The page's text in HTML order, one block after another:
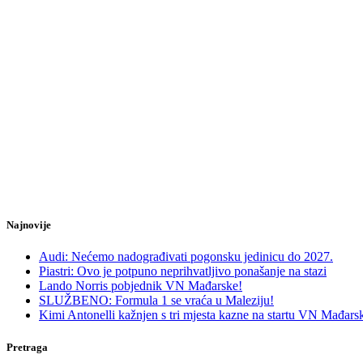
Najnovije
Audi: Nećemo nadograđivati pogonsku jedinicu do 2027.
Piastri: Ovo je potpuno neprihvatljivo ponašanje na stazi
Lando Norris pobjednik VN Mađarske!
SLUŽBENO: Formula 1 se vraća u Maleziju!
Kimi Antonelli kažnjen s tri mjesta kazne na startu VN
Pretraga